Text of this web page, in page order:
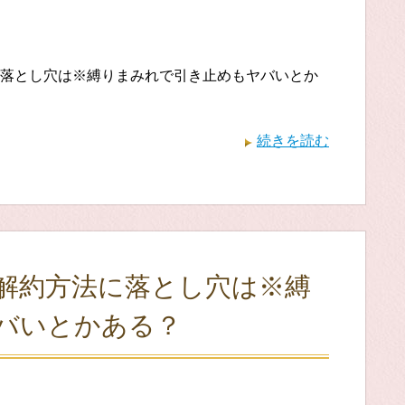
とし穴は※縛りまみれで引き止めもヤバいとか
続きを読む
約方法に落とし穴は※縛
いとかある？